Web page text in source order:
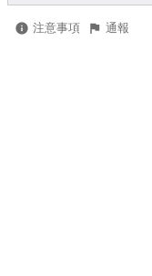
注意事項 通報